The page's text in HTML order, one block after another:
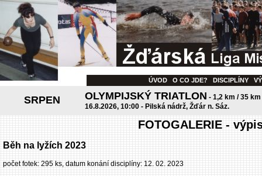
ÚVOD O CO JDE? DISCIPLÍNY
SRPEN OLYMPIJSKÝ TRIATLON - 1,2 km / 35
16.8.2026, 10:00 - Pilská nádrž, Žďár n. Sáz.
FOTOGALERIE -
Běh na lyžích 2023
počet fotek: 295 ks, datum konání disciplíny: 12. 02. 2023